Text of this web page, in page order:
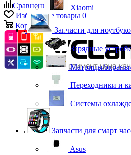
Сравнение
0
Избранные товары 0
Корзина 0
Xiaomi
Запчасти для
Зарядные
Матрицы/
Переходники и
Системы
Запчасти для смарт
Asus